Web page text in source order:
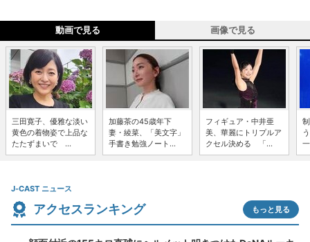
動画で見る 画像で見る
三田寛子、優雅な淡い
黄色の着物姿で上品な
たたずまいで ...
加藤茶の45歳年下
妻・綾菜、「美文字」
手書き勉強ノート...
フィギュア・中井亜
美、華麗にトリプルア
クセル決める 「...
J-CAST ニュース
アクセスランキング もっと見る